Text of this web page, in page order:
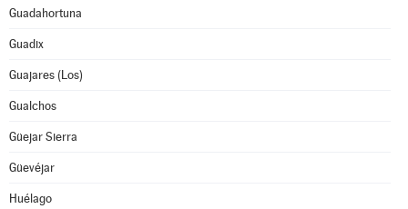
Guadahortuna
Guadix
Guajares (Los)
Gualchos
Güejar Sierra
Güevéjar
Huélago